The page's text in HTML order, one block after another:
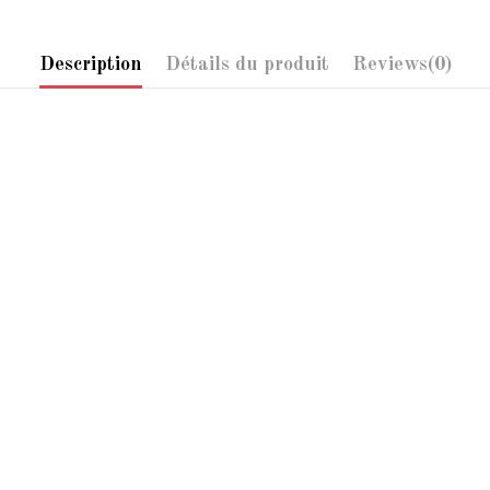
Description Détails du produit Reviews(0)